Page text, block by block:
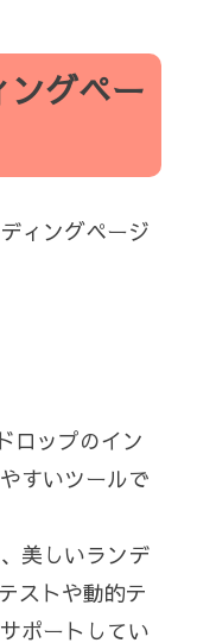
ングペー
ィングページ
ロップのイン
すいツールで
美しいランデ
ストや動的テ
ポートしてい